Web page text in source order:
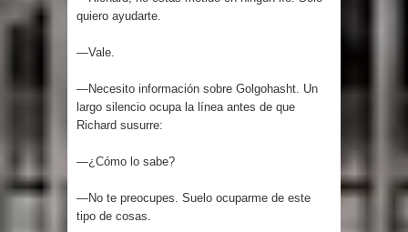
quiero ayudarte.
—Vale.
—Necesito información sobre Golgohasht. Un
largo silencio ocupa la línea antes de que
Richard susurre:
—¿Cómo lo sabe?
—No te preocupes. Suelo ocuparme de este
tipo de cosas.